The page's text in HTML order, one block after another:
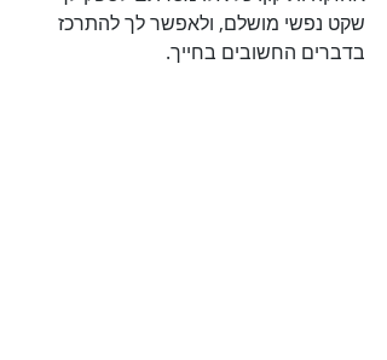
שקט נפשי מושלם, ולאפשר לך להתרכז
בדברים החשובים בחייך.